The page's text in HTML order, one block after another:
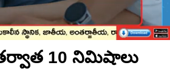
10 నిమిషాలు